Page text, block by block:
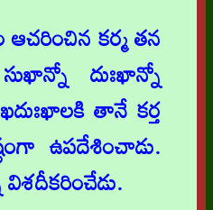
ఆచరించిన కర్మ తన
దుఃఖాన్నో
తానే కర్త
ఉపదేశించాడు.